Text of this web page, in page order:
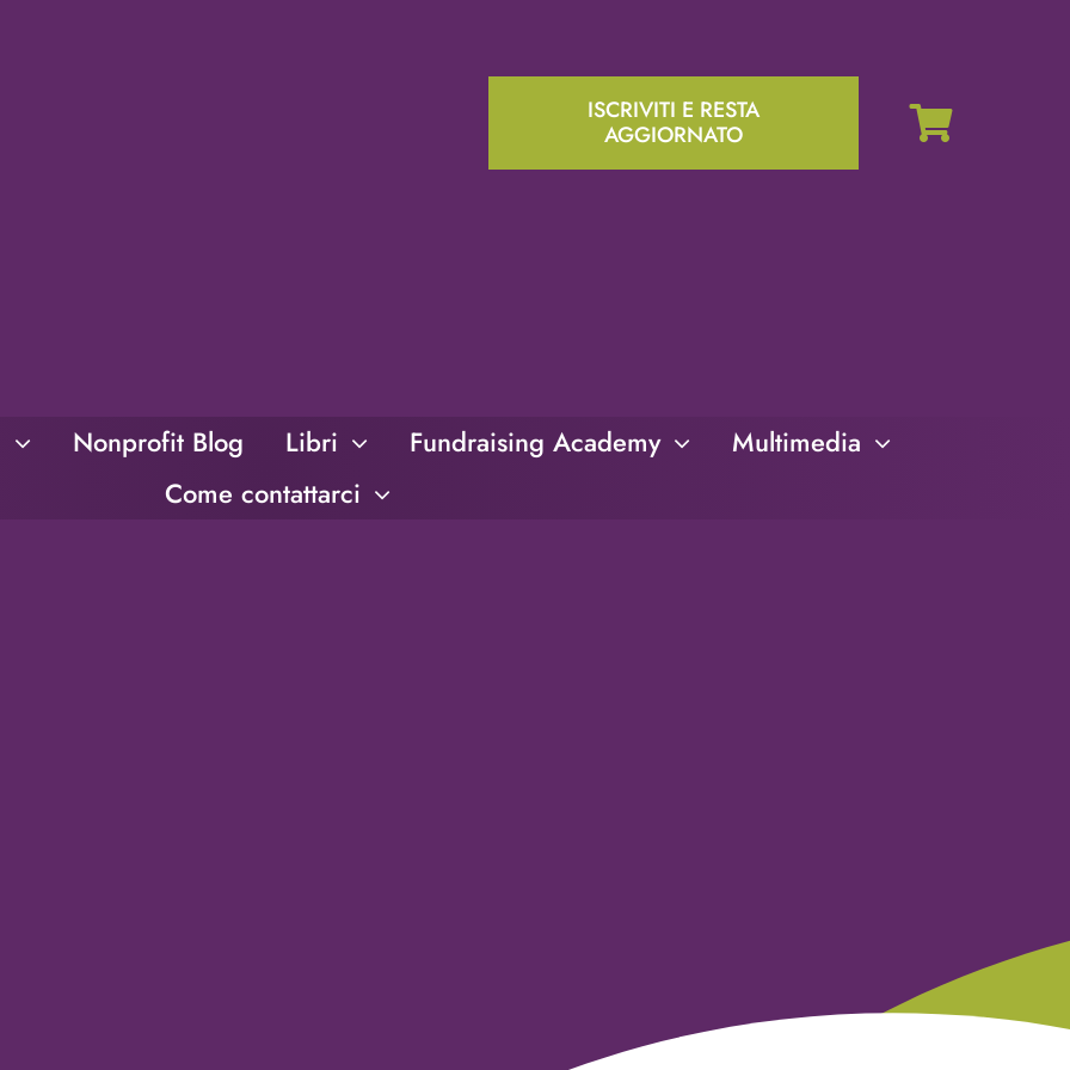
ISCRIVITI E RESTA
AGGIORNATO
Nonprofit Blog Libri Fundraising Academy
Multimedia
Come contattarci